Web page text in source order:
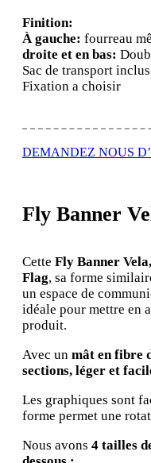
Finition:
À gauche: fourreau
droite et en bas:
Sac de transport inclus
Fixation a choisir
DEMANDEZ NOUS
Fly Banner
Cette Fly Banner
Flag, sa forme
un espace de
idéale pour mettre en
produit.
Avec un mât en fibre
sections, léger et
Les graphiques sont
forme permet une
Nous avons 4 tailles